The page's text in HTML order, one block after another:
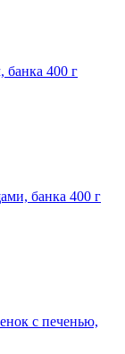
банка 400 г
банка 400 г
с печенью,